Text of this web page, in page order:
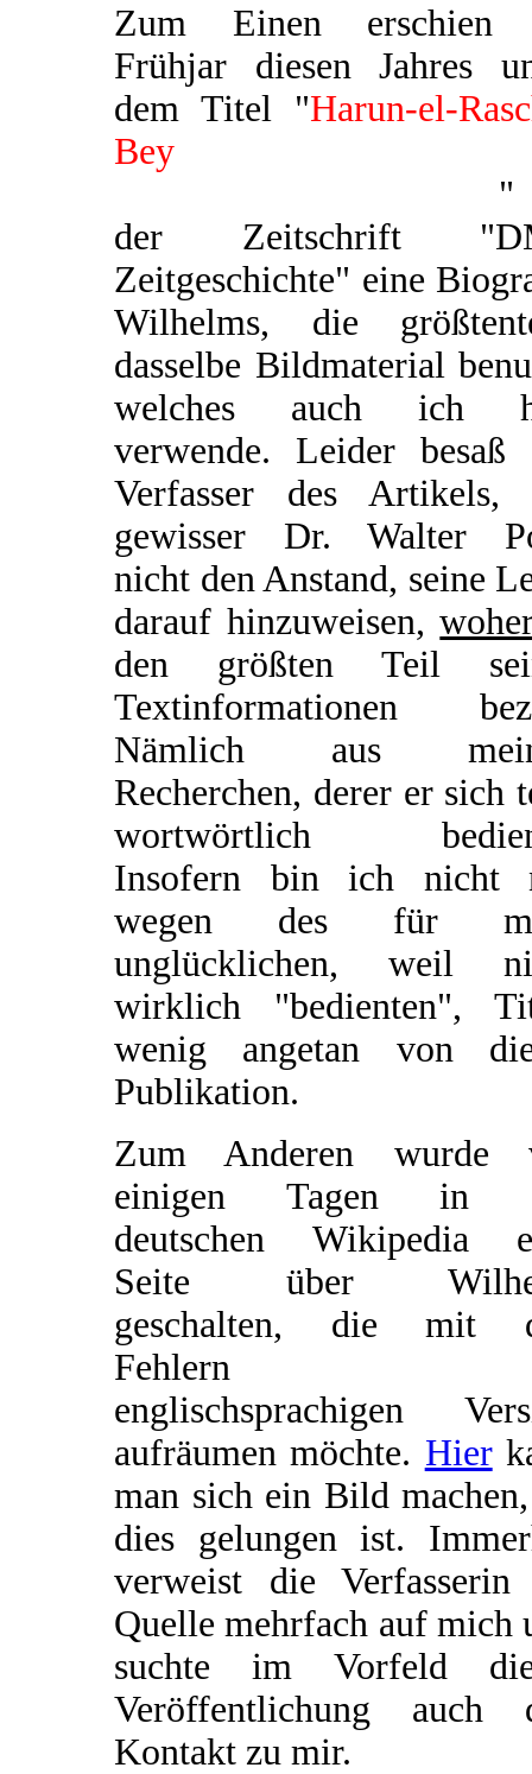
Zum Einen erschien
Frühjar diesen Jahres
dem Titel "Harun-el-
Bey
"
der Zeitschrift
Zeitgeschichte" eine
Wilhelms, die
dasselbe Bildmaterial
welches auch ich
verwende. Leider besaß
Verfasser des Artikels,
gewisser Dr. Walter
nicht den Anstand, seine
darauf hinzuweisen,
den größten Teil
Textinformationen
Nämlich aus
Recherchen, derer er sich
wortwörtlich
Insofern bin ich nicht
wegen des für
unglücklichen, weil
wirklich "bedienten",
wenig angetan von
Publikation.
Zum Anderen wurde
einigen Tagen in
deutschen Wikipedia
Seite über
geschalten, die mit
Fehlern
englischsprachigen
aufräumen möchte. Hier
man sich ein Bild
dies gelungen ist.
verweist die Verfasserin
Quelle mehrfach auf mich
suchte im Vorfeld
Veröffentlichung auch
Kontakt zu mir.